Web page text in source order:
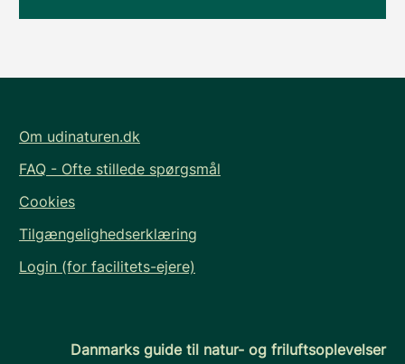
Om udinaturen.dk
FAQ - Ofte stillede spørgsmål
Cookies
Tilgængelighedserklæring
Login (for facilitets-ejere)
Danmarks guide til natur- og friluftsoplevelser